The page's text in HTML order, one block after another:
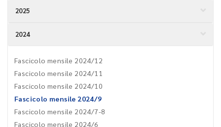
2025
2024
Fascicolo mensile 2024/12
Fascicolo mensile 2024/11
Fascicolo mensile 2024/10
Fascicolo mensile 2024/9
Fascicolo mensile 2024/7-8
Fascicolo mensile 2024/6